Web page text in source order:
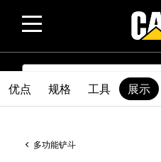
SEARCH
多功能铲斗
优点 规格 工具 展示